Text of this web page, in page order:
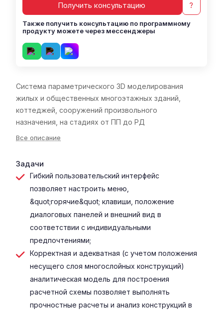
Система параметрического 3D моделирования
жилых и общественных многоэтажных зданий,
коттеджей, сооружений произвольного
назначения, на стадиях от ПП до РД
Все описание
Задачи
Гибкий пользовательский интерфейс
позволяет настроить меню,
&quot;горячие&quot; клавиши, положение
диалоговых панелей и внешний вид в
соответствии с индивидуальными
предпочтениями;
Корректная и адекватная (с учетом положения
несущего слоя многослойных конструкций)
аналитическая модель для построения
расчетной схемы позволяет выполнять
прочностные расчеты и анализ конструкций в
Получить консультацию ?
Также получить консультацию по программному
продукту можете через мессенджеры